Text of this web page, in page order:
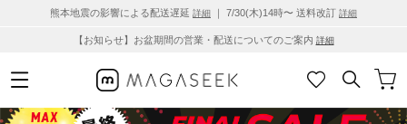
熊本地震の影響による配送遅延 詳細 ｜ 7/30(木)14時〜 送料改訂 詳細
【お知らせ】お盆期間の営業・配送についてのご案内 詳細